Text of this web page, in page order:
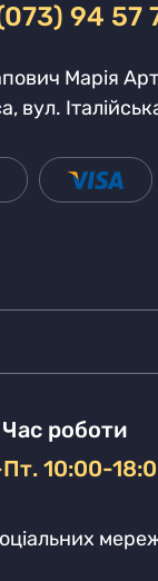
94 57
Марія
вул.
Час роботи
10:00-